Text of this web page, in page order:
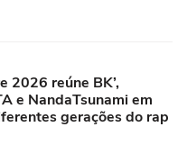
2026 reúne BK’,
e NandaTsunami em
gerações do rap